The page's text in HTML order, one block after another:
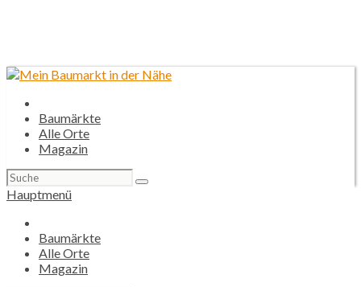
Baumärkte
Alle Orte
Magazin
Suchen
nach:
Hauptmenü
Baumärkte
Alle Orte
Magazin